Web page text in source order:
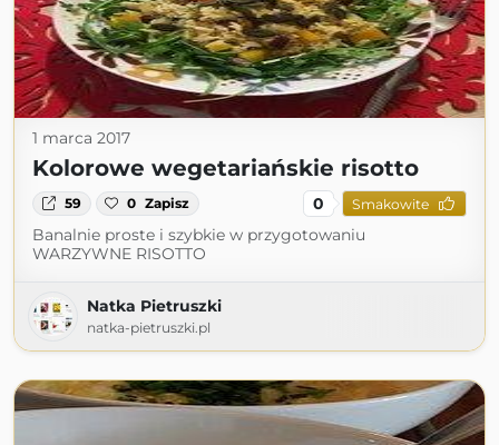
1 marca 2017
Kolorowe wegetariańskie risotto
59 0 Zapisz 0 Smakowite
Banalnie proste i szybkie w przygotowaniu
WARZYWNE RISOTTO
Natka Pietruszki
natka-pietruszki.pl